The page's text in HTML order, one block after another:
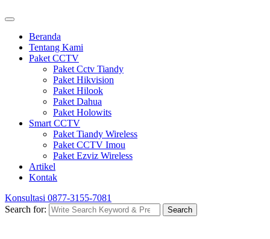
Beranda
Tentang Kami
Paket CCTV
Paket Cctv Tiandy
Paket Hikvision
Paket Hilook
Paket Dahua
Paket Holowits
Smart CCTV
Paket Tiandy Wireless
Paket CCTV Imou
Paket Ezviz Wireless
Artikel
Kontak
Konsultasi 0877-3155-7081
Search for:
Search